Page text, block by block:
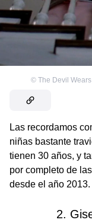
© The Devil
Las recordamos
niñas bastante
tienen 30 años, y
por completo de
desde el año 2013.
2.